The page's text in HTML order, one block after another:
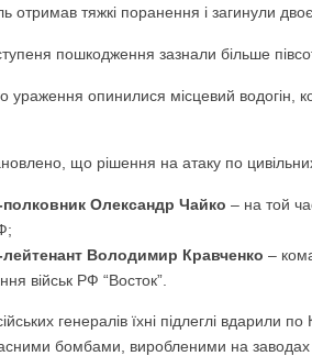
отримав тяжкі поранення і загинули
пошкодження зазнали більше
ураження опинилися місцевий водогін,
що рішення на атаку по
полковник Олександр Чайко – на той
лейтенант Володимир Кравченко –
військ РФ “Восток”.
генералів їхні підлеглі
бомбами, виробленими на заводах